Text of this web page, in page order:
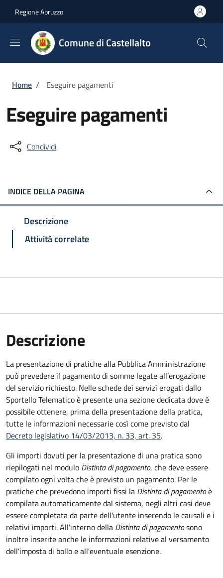
Regione Abruzzo
Comune di Castellalto
Briciole di pane
Home / Eseguire pagamenti
Eseguire pagamenti
Condividi
INDICE DELLA PAGINA
Descrizione
Attività correlate
Descrizione
La presentazione di pratiche alla Pubblica Amministrazione
può prevedere il pagamento di somme legate all’erogazione
del servizio richiesto. Nelle schede dei servizi erogati dallo
Sportello Telematico è presente una sezione dedicata dove è
possibile ottenere, prima della presentazione della pratica,
tutte le informazioni necessarie così come previsto dal
Decreto legislativo 14/03/2013, n. 33, art. 35.
Gli importi dovuti per la presentazione di una pratica sono
riepilogati nel modulo Distinta di pagamento, che deve essere
compilato ogni volta che è previsto un pagamento. Per le
pratiche che prevedono importi fissi la Distinta di pagamentoè
compilata automaticamente dal sistema, negli altri casi deve
essere completata da parte dell'utente inserendo le causali e i
relativi importi.All'interno della Distinta di pagamentosono
inoltre inserite anche le informazioni relative al versamento
dell'imposta di bollo e all'eventuale esenzione.